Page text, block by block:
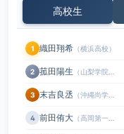
高校生
1 織田翔希 （横浜高校）
2 菰田陽生
3 末吉良丞
4 前田侑大